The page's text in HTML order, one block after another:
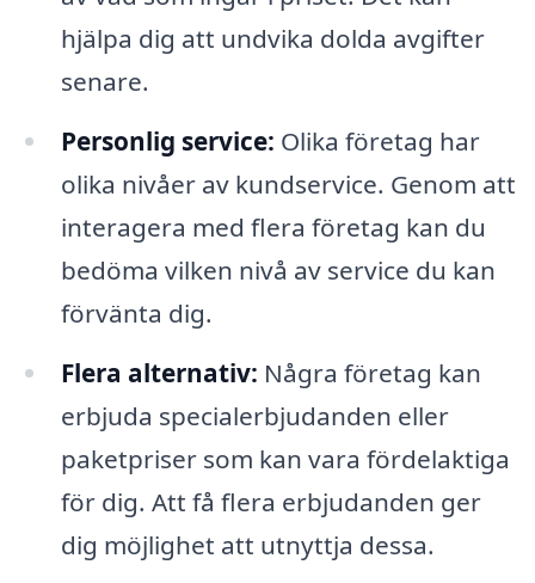
hjälpa dig att undvika dolda avgifter
senare.
Personlig service: Olika företag har
olika nivåer av kundservice. Genom att
interagera med flera företag kan du
bedöma vilken nivå av service du kan
förvänta dig.
Flera alternativ: Några företag kan
erbjuda specialerbjudanden eller
paketpriser som kan vara fördelaktiga
för dig. Att få flera erbjudanden ger
dig möjlighet att utnyttja dessa.